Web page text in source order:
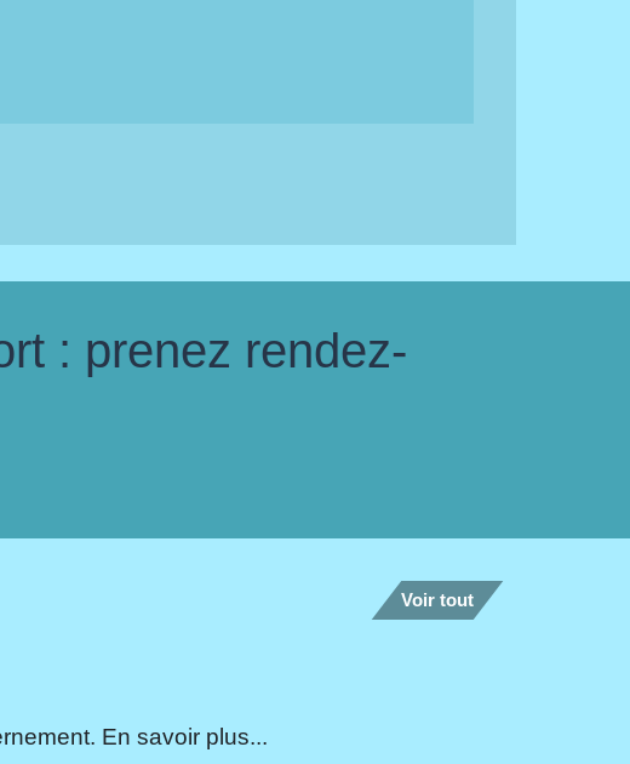
: prenez rendez-
Voir tout
En savoir plus...